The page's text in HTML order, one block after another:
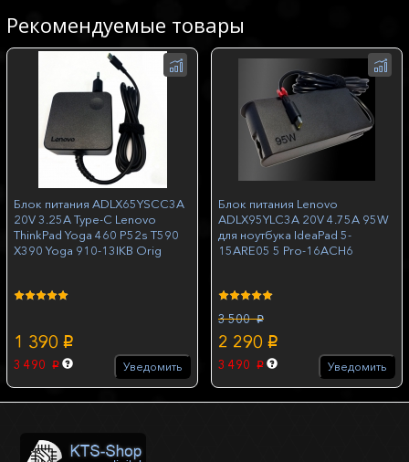
Рекомендуемые товары
Блок питания ADLX65YSCC3A
20V 3.25A Type-C Lenovo
ThinkPad Yoga 460 P52s T590
X390 Yoga 910-13IKB Orig
1 390 p
3 490 p Уведомить
Блок питания Lenovo
ADLX95YLC3A 20V 4.75A 95W
для ноутбука IdeaPad 5-
15ARE05 5 Pro-16ACH6
3 500 p
2 290 p
3 490 p Уведомить